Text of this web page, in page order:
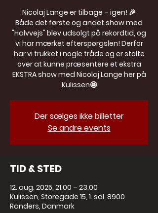
Nicolaj Lange er tilbage – igen! 🎉
Både det første og andet show med
"Halvvejs" blev udsolgt på rekordtid, og
vi har mærket efterspørgslen! Derfor
har vi trukket i nogle tråde og er stolte
over at kunne præsentere et ekstra
EKSTRA show med Nicolaj Lange her på
Kulissen🤩
Der sælges ikke billetter
Se andre events
TID & STED
12. aug. 2025, 21.00 – 23.00
Kulissen, Storegade 15, 1. sal, 8900
Randers, Danmark